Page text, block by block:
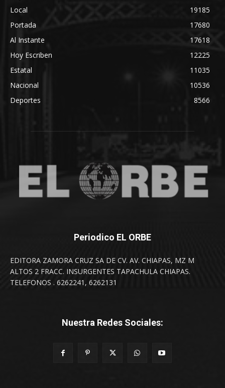
Local
19185
Portada
17680
Al Instante
17618
Hoy Escriben
12225
Estatal
11035
Nacional
10536
Deportes
8566
Periodico EL ORBE
EDITORA ZAMORA CRUZ SA DE CV. AV. CHIAPAS, MZ M
ALTOS 2 FRACC. INSURGENTES TAPACHULA CHIAPAS.
TELEFONOS . 6262241, 6262131
Nuestra Redes Sociales: